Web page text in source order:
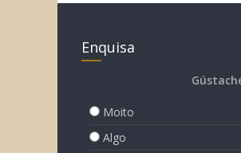
Enquisa
Moito
Algo